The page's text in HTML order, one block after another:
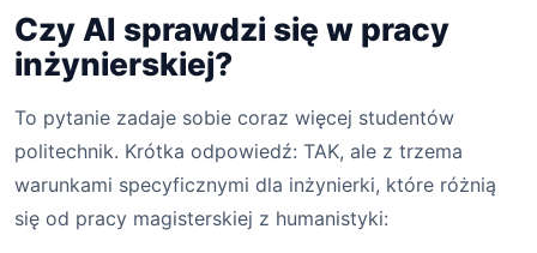
Czy AI sprawdzi się w pracy
inżynierskiej?
To pytanie zadaje sobie coraz więcej studentów
politechnik. Krótka odpowiedź: TAK, ale z trzema
warunkami specyficznymi dla inżynierki, które różnią
się od pracy magisterskiej z humanistyki: